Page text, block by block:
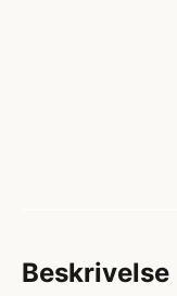
Beskrivelse